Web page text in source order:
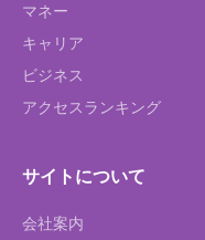
マネー
キャリア
ビジネス
アクセスランキング
サイトについて
会社案内